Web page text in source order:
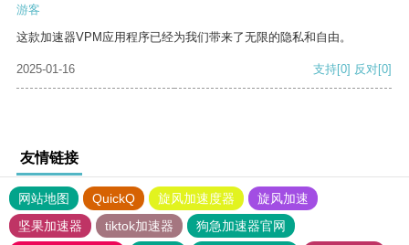
游客
这款加速器VPM应用程序已经为我们带来了无限的隐私和自由。
2025-01-16 支持[0] 反对[0]
友情链接
网站地图 QuickQ 旋风加速度器
旋风加速
坚果加速器
tiktok加速器
狗急加速器官网